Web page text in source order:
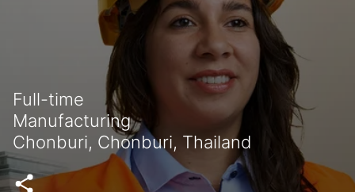
Full-time
Manufacturing
Chonburi, Chonburi, Thailand